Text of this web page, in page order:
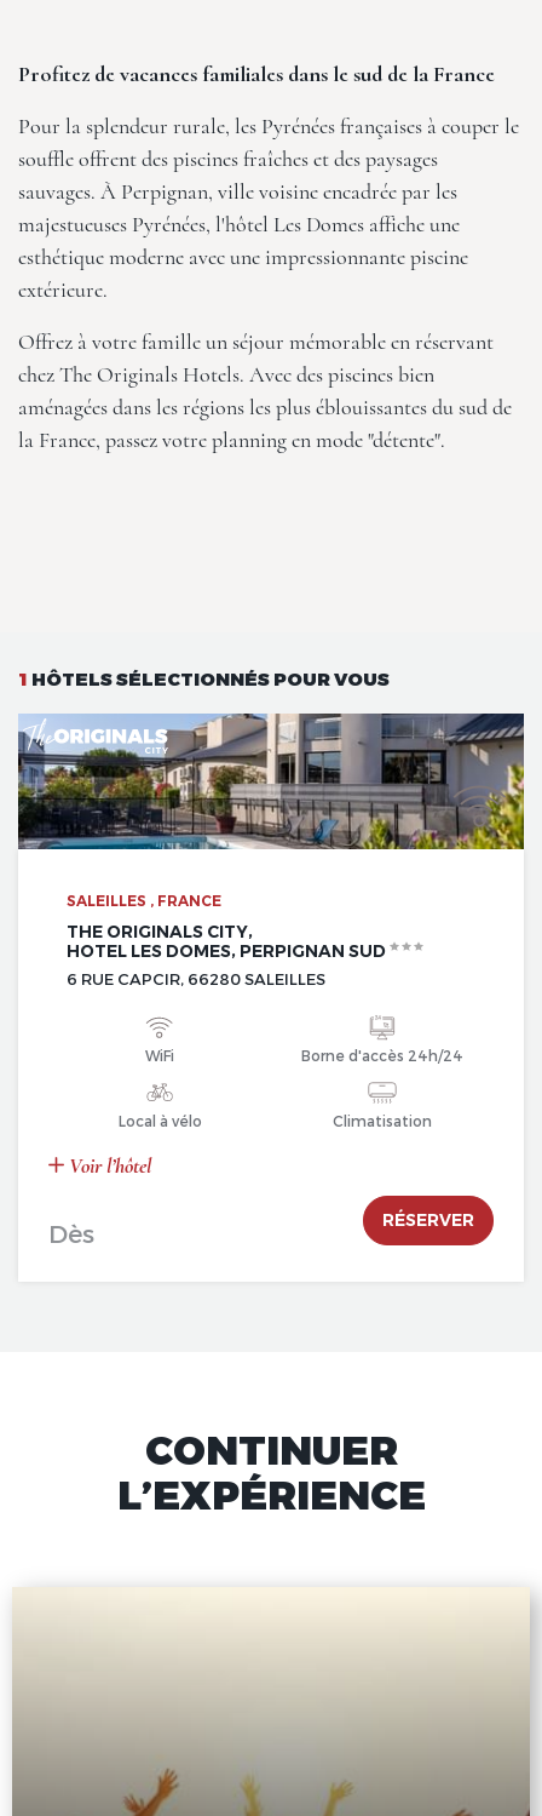
Profitez de vacances familiales dans le sud de la France
Pour la splendeur rurale, les Pyrénées françaises à couper le
souffle offrent des piscines fraîches et des paysages
sauvages. À Perpignan, ville voisine encadrée par les
majestueuses Pyrénées, l'hôtel Les Domes affiche une
esthétique moderne avec une impressionnante piscine
extérieure.
Offrez à votre famille un séjour mémorable en réservant
chezThe Originals Hotels. Avec des piscines bien
aménagées dans les régions les plus éblouissantes du sud de
la France, passez votre planning en mode "détente".
1 HÔTELS SÉLECTIONNÉS POUR VOUS
SALEILLES , FRANCE
THE ORIGINALS CITY,
HOTEL LES DOMES, PERPIGNAN SUD
6 RUE CAPCIR, 66280 SALEILLES
WiFi Borne d'accès 24h/24
Local à vélo Climatisation
Voir l’hôtel
Dès RÉSERVER
CONTINUER
L’EXPÉRIENCE